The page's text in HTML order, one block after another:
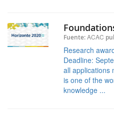
Fuente:ACAC
Research
Deadline:
all
is one of the
knowledge ...